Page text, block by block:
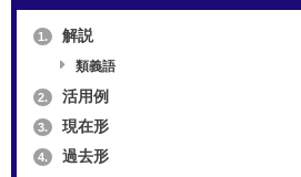
1. 解説
類義語
2. 活用例
3. 現在形
4. 過去形